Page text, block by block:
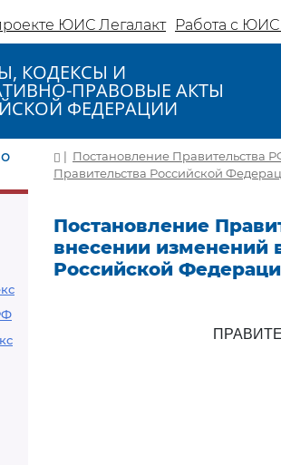
ЮИС Легалакт Работа с ЮИС
КОДЕКСЫ И
ПРАВОВЫЕ АКТЫ
ФЕДЕРАЦИИ
| Постановление Правительства
Правительства Российской
Постановление
внесении изменений
Российской